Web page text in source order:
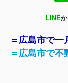
LINE
＝広島市で一
＝広島市で不